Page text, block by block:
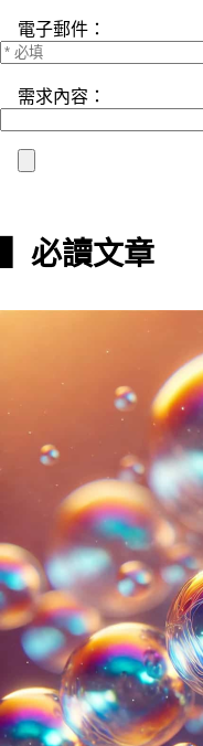
電子郵件：
需求內容：
▍必讀文章